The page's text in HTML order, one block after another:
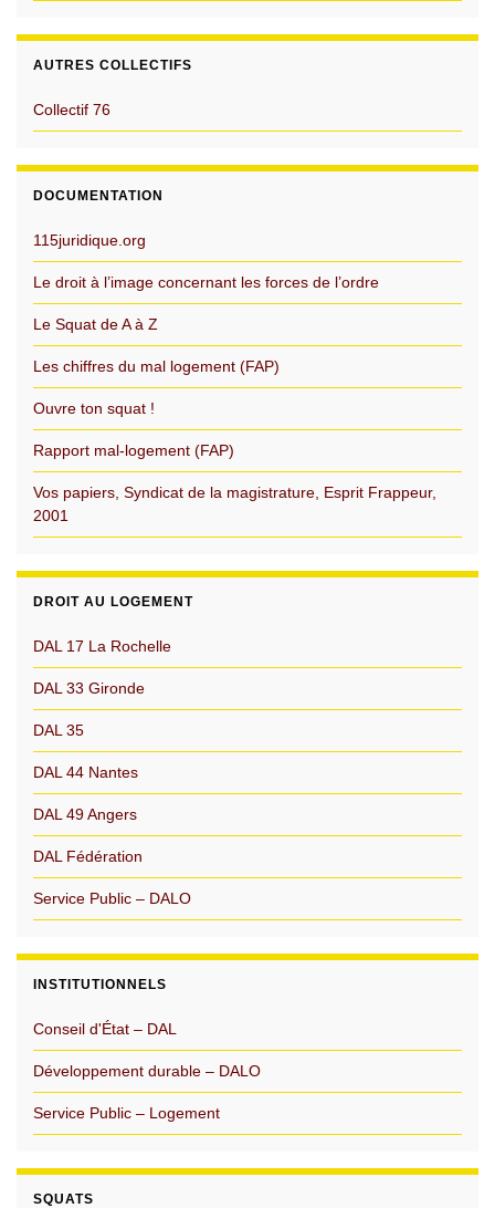
AUTRES COLLECTIFS
Collectif 76
DOCUMENTATION
115juridique.org
Le droit à l’image concernant les forces de l’ordre
Le Squat de A à Z
Les chiffres du mal logement (FAP)
Ouvre ton squat !
Rapport mal-logement (FAP)
Vos papiers, Syndicat de la magistrature, Esprit Frappeur,
2001
DROIT AU LOGEMENT
DAL 17 La Rochelle
DAL 33 Gironde
DAL 35
DAL 44 Nantes
DAL 49 Angers
DAL Fédération
Service Public – DALO
INSTITUTIONNELS
Conseil d'État – DAL
Développement durable – DALO
Service Public – Logement
SQUATS